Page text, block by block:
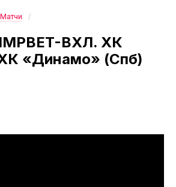
Матчи
ВХЛ. ХК
«Динамо» (Спб)